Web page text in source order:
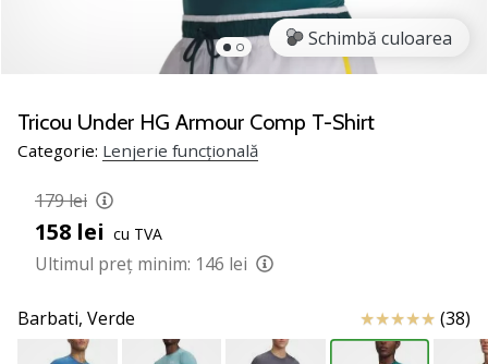
un
fan
al
ca
și
noi?
nouă
Schimbă culoarea
Tricou Under HG Armour Comp T-Shirt
Categorie: Lenjerie funcțională
179 lei
158 lei cu TVA
Ultimul preț minim: 146 lei
Barbati, Verde Review (38)